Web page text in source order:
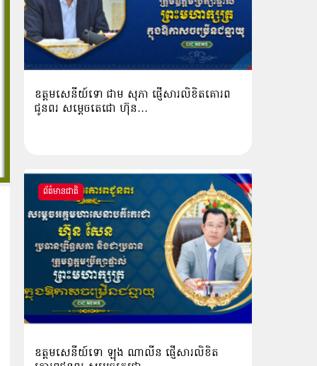
ឧត្តមសេនីយ៍ទោ ជាម សុភា ផ្ញើសារលិខិតគោរព
ជូនពរ សម្ដេចតេជោ ហ៊ុន…
ព័ត៌មានជាតិ
ឧត្ដមសេនីយ៍ទោ ឡុង ណាលីន ផ្ញើសារលិខិត